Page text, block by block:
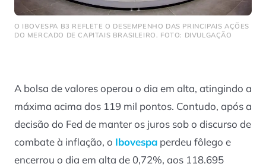
O IBOVESPA B3 REFLETE O DESEMPENHO DAS PRINCIPAIS AÇÕES
DO MERCADO DE CAPITAIS BRASILEIRO. FOTO: DIVULGAÇÃO
A bolsa de valores operou o dia em alta, atingindo a
máxima acima dos 119 mil pontos. Contudo, após a
decisão do Fed de manter os juros sob o discurso de
combate à inflação, o Ibovespa perdeu fôlego e
encerrou o dia em alta de 0,72%, aos 118.695